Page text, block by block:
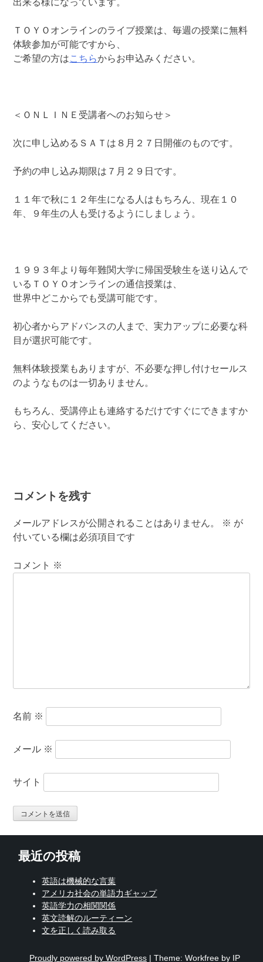
出来る様になっています。
ＴＯＹＯオンラインのライブ授業は、毎週の授業に無料
体験参加が可能ですから、
ご希望の方はこちらからお申込みください。
＜ＯＮＬＩＮＥ受講者へのお知らせ＞
次に申し込めるＳＡＴは８月２７日開催のものです。
予約の申し込み期限は７月２９日です。
１１年で秋に１２年生になる人はもちろん、現在１０
年、９年生の人も受けるようにしましょう。
１９９３年より毎年難関大学に帰国受験生を送り込んで
いるＴＯＹＯオンラインの通信授業は、
世界中どこからでも受講可能です。
初心者からアドバンスの人まで、実力アップに必要な科
目が選択可能です。
無料体験授業もありますが、不必要な押し付けセールス
のようなものは一切ありません。
もちろん、受講停止も連絡するだけですぐにできますか
ら、安心してください。
コメントを残す
メールアドレスが公開されることはありません。 ※ が
付いている欄は必須項目です
コメント ※
名前 ※
メール ※
サイト
最近の投稿
英語は機械的な言葉
アメリカ社会の単語力ギャップ
英語学力の相関関係
英文読解のルーティーン
文を正しく読み取る
Proudly powered by WordPress | Theme: Workfree by IP